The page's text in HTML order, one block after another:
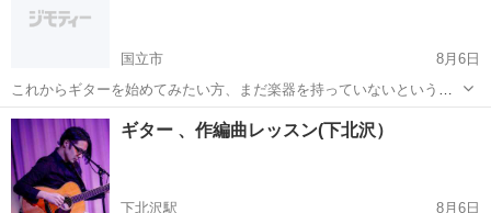
国立市
8月6日
これからギターを始めてみたい方、まだ楽器を持っていないという方
でもOKです！ 初心者を対象にギターレッスンやっています。 また、
DTMを使った作曲レッスンもやっています。 教える立場としてまだお
金をもらうのは気...
東京 国立市 ギター 初心者
ギター 、作編曲レッスン(下北沢）
下北沢駅
8月6日